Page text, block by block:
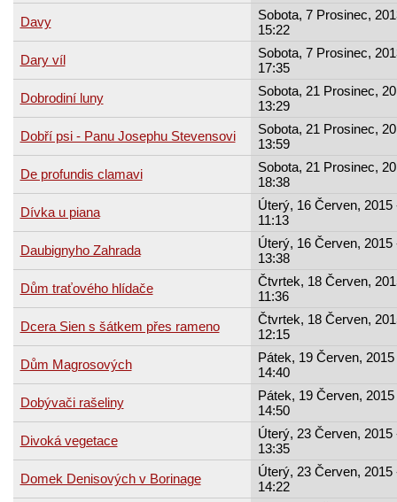
Davy
Sobota, 7 Prosinec,
15:22
Dary víl
Sobota, 7 Prosinec,
17:35
Dobrodiní luny
Sobota, 21 Prosinec,
13:29
Dobří psi - Panu Josephu Stevensovi
Sobota, 21 Prosinec,
13:59
De profundis clamavi
Sobota, 21 Prosinec,
18:38
Dívka u piana
Úterý, 16 Červen, 2015
11:13
Daubignyho Zahrada
Úterý, 16 Červen, 2015
13:38
Dům traťového hlídače
Čtvrtek, 18 Červen,
11:36
Dcera Sien s šátkem přes rameno
Čtvrtek, 18 Červen,
12:15
Dům Magrosových
Pátek, 19 Červen, 2015
14:40
Dobývači rašeliny
Pátek, 19 Červen, 2015
14:50
Divoká vegetace
Úterý, 23 Červen, 2015
13:35
Domek Denisových v Borinage
Úterý, 23 Červen, 2015
14:22